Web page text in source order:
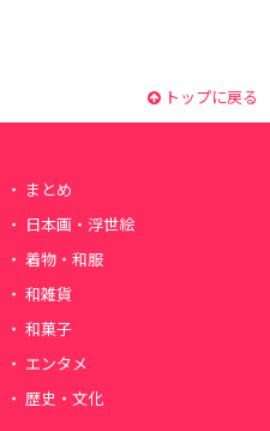
トップに戻る
まとめ
日本画・浮世絵
着物・和服
和雑貨
和菓子
エンタメ
歴史・文化